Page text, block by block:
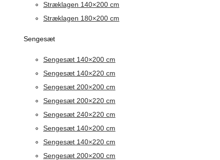
Stræklagen 140×200 cm
Stræklagen 180×200 cm
Sengesæt
Sengesæt 140×200 cm
Sengesæt 140×220 cm
Sengesæt 200×200 cm
Sengesæt 200×220 cm
Sengesæt 240×220 cm
Sengesæt 140×200 cm
Sengesæt 140×220 cm
Sengesæt 200×200 cm